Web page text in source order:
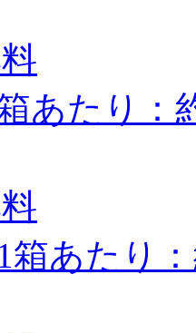
箱あたり：
1箱あたり：